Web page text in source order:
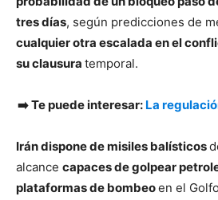
tres días, según predicciones de
cualquier otra escalada en el
su clausura temporal.
➡️ Te puede interesar: La
Irán dispone de misiles balísticos
alcance capaces de golpear
plataformas de bombeoen el